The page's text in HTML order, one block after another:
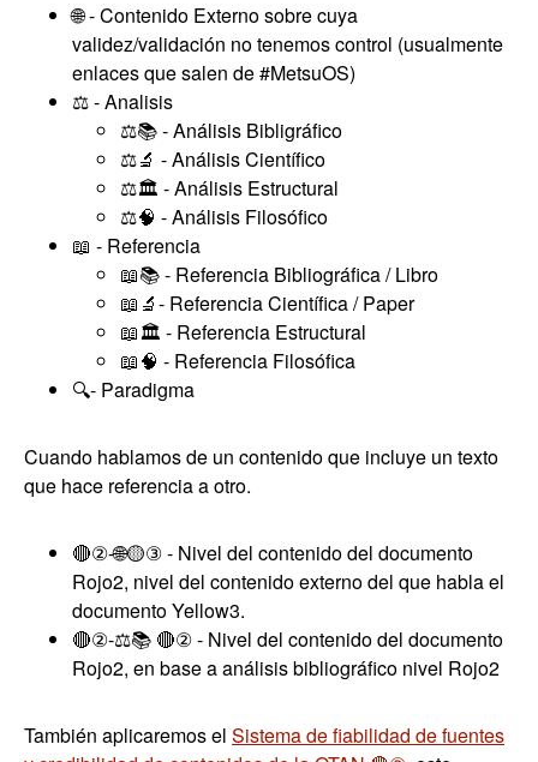
🌐 - Contenido Externo sobre cuya
validez/validación no tenemos control (usualmente
enlaces que salen de #MetsuOS)
⚖️ - Analisis
⚖️📚 - Análisis Bibligráfico
⚖️🔬 - Análisis Científico
⚖️🏛️ - Análisis Estructural
⚖️🧠 - Análisis Filosófico
📖 - Referencia
📖📚 - Referencia Bibliográfica / Libro
📖🔬- Referencia Científica / Paper
📖🏛️ - Referencia Estructural
📖🧠 - Referencia Filosófica
🔍️- Paradigma
Cuando hablamos de un contenido que incluye un texto
que hace referencia a otro.
🔴②-🌐🟡③ - Nivel del contenido del documento
Rojo2, nivel del contenido externo del que habla el
documento Yellow3.
🔴②-⚖️📚 🔴② - Nivel del contenido del documento
Rojo2, en base a análisis bibliográfico nivel Rojo2
También aplicaremos el Sistema de fiabilidad de fuentes